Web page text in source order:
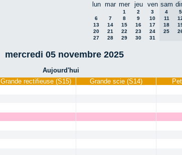
lun mar mer jeu ven sam
1 2 3 4
5
6
7 8 9 10 11
13
14 15 16 17 18
20
21 22 23 24 25
27
28 29 30 31
mercredi 05 novembre 2025
Aujourd'hui
Grande rectifieuse (S15) Grande scie (S14)